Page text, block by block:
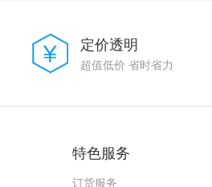
定价透明
超值低价 省时省力
特色服务
订货服务